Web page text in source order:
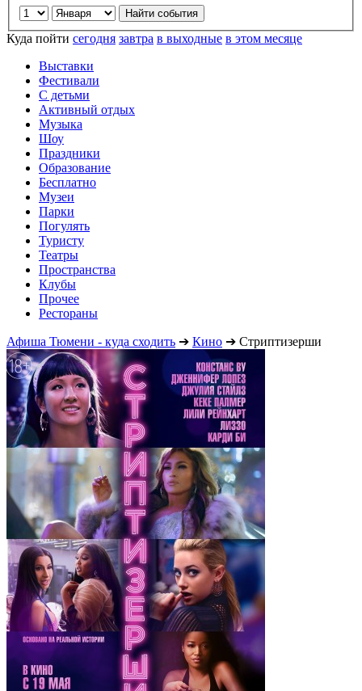
Куда пойти сегодня завтра в выходные в этом месяце
Выставки
Фестивали
С детьми
Активный отдых
Музыка
Шоу
Праздники
Образование
Бесплатно
Музеи
Парки
Погулять
Туристу
Театры
Пространства
Клубы
Прочее
Рестораны
Афиша Тюмени - куда сходить ➔ Кино ➔ Стриптизерши